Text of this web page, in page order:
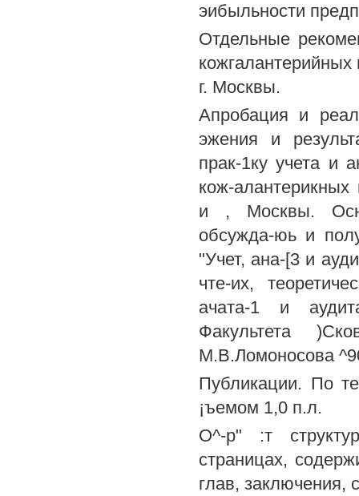
эибыльности
Отдельные
г. Москвы.
Апробация и
эжения и
прак-1ку учета и
кож-
и , Москвы.
обсужда-юь и
"Учет, ана-[3 и
чте-их,
ачата-1 и
Факультета
М.В.Ломоносова
Публикации. По
¡ъемом 1,0 п.л.
О^-р" :т
страницах,
глав, заключения,